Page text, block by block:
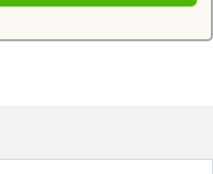
三宅八幡駅